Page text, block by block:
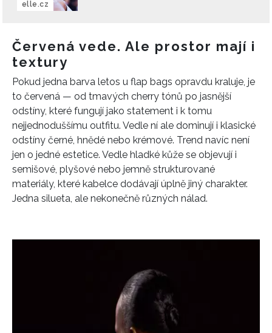
elle.cz
Červená vede. Ale prostor mají i
textury
Pokud jedna barva letos u flap bags opravdu kraluje, je
to červená — od tmavých cherry tónů po jasnější
odstíny, které fungují jako statement i k tomu
nejjednoduššímu outfitu. Vedle ní ale dominují i klasické
odstíny černé, hnědé nebo krémové. Trend navíc není
jen o jedné estetice. Vedle hladké kůže se objevují i
semišové, plyšové nebo jemně strukturované
materiály, které kabelce dodávají úplně jiný charakter.
Jedna silueta, ale nekonečně různých nálad.